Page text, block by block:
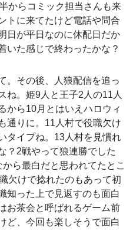
からコミック担当さんも来
トに来てたけど電話や問合
日が平日なのに休配日だか
いた感じで終わったかな？
。その後、人狼配信を追っ
ね。姫9人と王子2人の11人
から10月とはいえハロウィ
通りに。11人村で役職欠け
タイプね。13人村を見慣れ
？2戦やって狼連勝でした
ら最白だと思われてたとこ
欠けで捻れたのもあって初
知った上で見返すのも面白
お茶会と呼ばれるゲーム前
ど、今回も楽しそうで面白